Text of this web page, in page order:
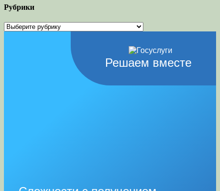
Рубрики
Рубрики
Решаем вместе